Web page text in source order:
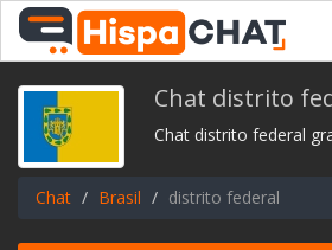
Chat distrito
Chat distrito federal
Chat Brasil distrito federal